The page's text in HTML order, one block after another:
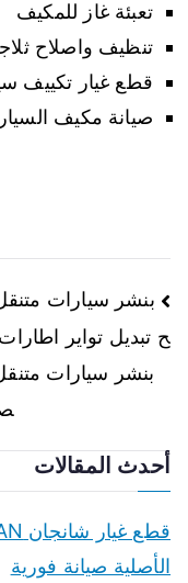
تعبئة غاز للمكيف
تنظيف واصلاح
قطع غيار تكييف
صيانة مكيف
تصفّح
المقالات
ح تبديل تواير
أحدث المقالات
الأصلية صيانة فورية